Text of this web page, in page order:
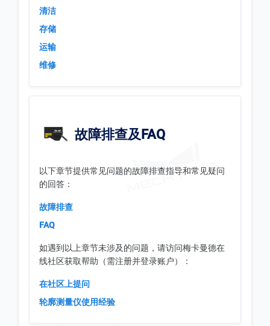
清洁
存储
运输
维修
故障排查及FAQ
以下章节提供常见问题的故障排查指导和常见疑问
的回答：
故障排查
FAQ
如遇到以上章节未涉及的问题，请访问梅卡曼德在
线社区获取帮助（需注册并登录账户）：
在社区上提问
轮廓测量仪使用经验